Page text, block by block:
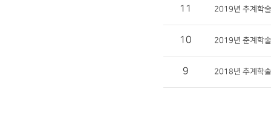
11 2019년 추계학
10 2019년 춘계학
9 2018년 추계학